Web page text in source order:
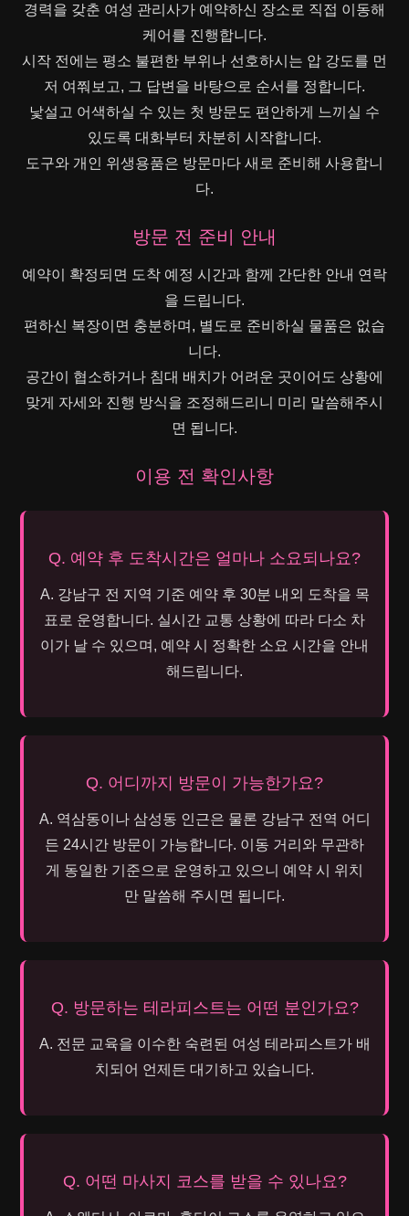
경력을 갖춘 여성 관리사가 예약하신 장소로 직접 이동해
케어를 진행합니다.
시작 전에는 평소 불편한 부위나 선호하시는 압 강도를 먼
저 여쭤보고, 그 답변을 바탕으로 순서를 정합니다.
낯설고 어색하실 수 있는 첫 방문도 편안하게 느끼실 수
있도록 대화부터 차분히 시작합니다.
도구와 개인 위생용품은 방문마다 새로 준비해 사용합니
다.
방문 전 준비 안내
예약이 확정되면 도착 예정 시간과 함께 간단한 안내 연락
을 드립니다.
편하신 복장이면 충분하며, 별도로 준비하실 물품은 없습
니다.
공간이 협소하거나 침대 배치가 어려운 곳이어도 상황에
맞게 자세와 진행 방식을 조정해드리니 미리 말씀해주시
면 됩니다.
이용 전 확인사항
Q. 예약 후 도착시간은 얼마나 소요되나요?
A. 강남구 전 지역 기준 예약 후 30분 내외 도착을 목
표로 운영합니다. 실시간 교통 상황에 따라 다소 차
이가 날 수 있으며, 예약 시 정확한 소요 시간을 안내
해드립니다.
Q. 어디까지 방문이 가능한가요?
A. 역삼동이나 삼성동 인근은 물론 강남구 전역 어디
든 24시간 방문이 가능합니다. 이동 거리와 무관하
게 동일한 기준으로 운영하고 있으니 예약 시 위치
만 말씀해 주시면 됩니다.
Q. 방문하는 테라피스트는 어떤 분인가요?
A. 전문 교육을 이수한 숙련된 여성 테라피스트가 배
치되어 언제든 대기하고 있습니다.
Q. 어떤 마사지 코스를 받을 수 있나요?